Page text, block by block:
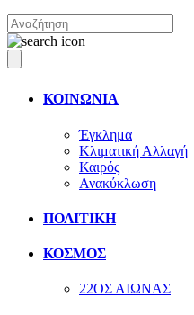
ΚΟΙΝΩΝΙΑ
Έγκλημα
Κλιματική Αλλαγή
Καιρός
Ανακύκλωση
ΠΟΛΙΤΙΚΗ
ΚΟΣΜΟΣ
22ΟΣ ΑΙΩΝΑΣ